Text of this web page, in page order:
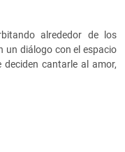
alrededor de los
un diálogo con el espacio
cantarle al amor,